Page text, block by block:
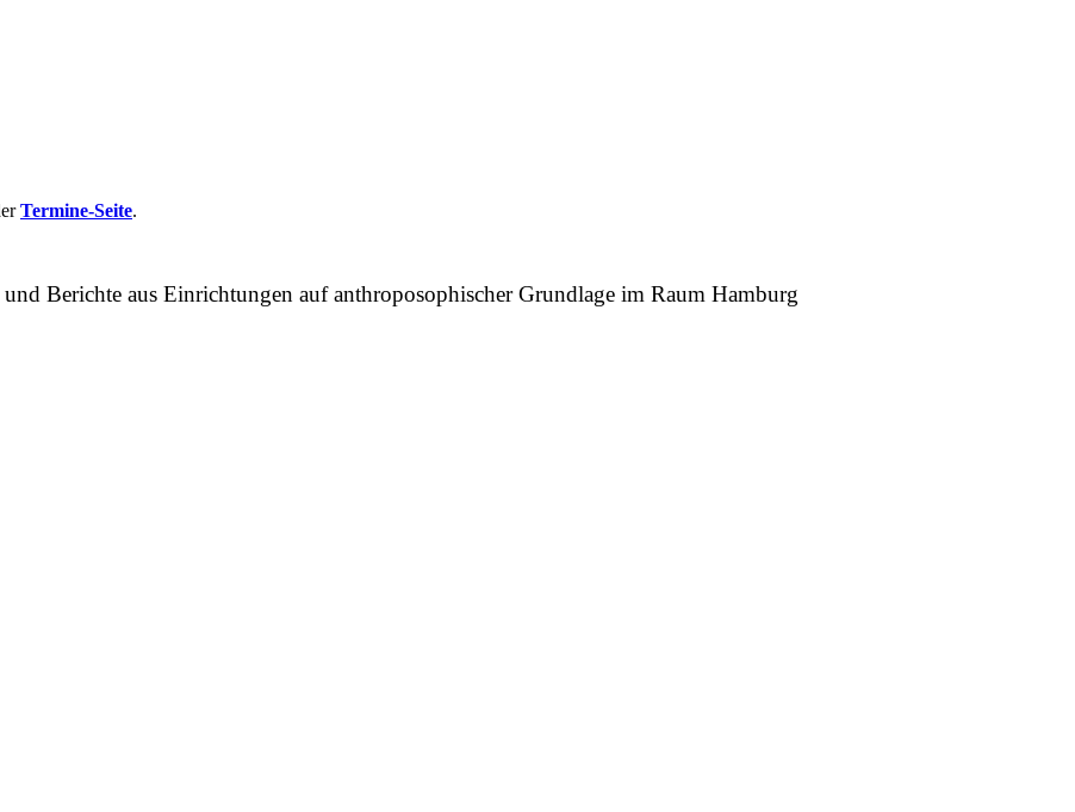
Termine-Seite.
Berichte aus Einrichtungen auf anthroposophischer Grundlage im Raum Hamburg